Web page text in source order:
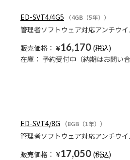
ED-SVT4/4G5 （4GB（5年））
管理者ソフトウェア対応アンチウ
販売価格： ¥16,170
在庫： 予約受付中（納期はお問い
ED-SVT4/8G （8GB（1年））
管理者ソフトウェア対応アンチウ
販売価格： ¥17,050